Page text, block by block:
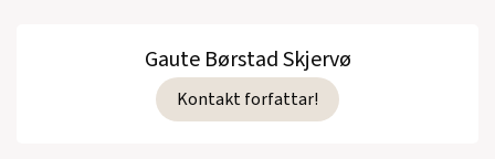
Gaute Børstad Skjervø
Kontakt forfattar!